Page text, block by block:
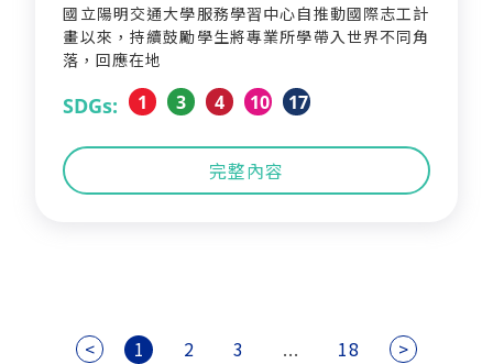
國立陽明交通大學服務學習中心自推動國際志工計
畫以來，持續鼓勵學生將專業所學帶入世界不同角
落，回應在地
SDGs: 1 3 4 10 17
完整內容
< 1 2 3 ... 18 >